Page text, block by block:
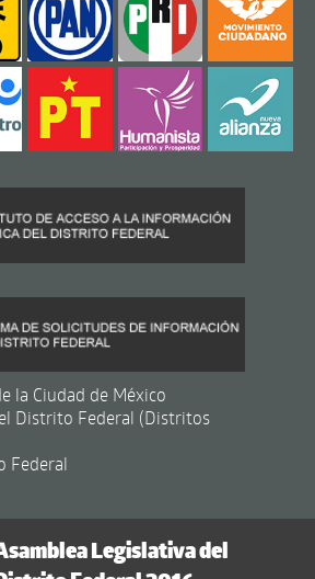
la Ciudad de México
Distrito Federal (Distritos
Federal
Legislativa del